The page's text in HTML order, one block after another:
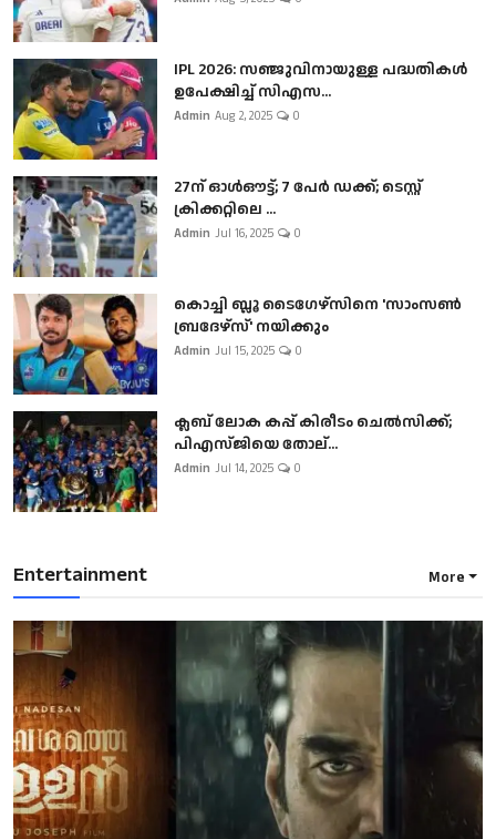
IPL 2026: സഞ്ജുവിനായുള്ള പദ്ധതികൾ
ഉപേക്ഷിച്ച് സിഎസ...
Admin Aug 2, 2025 0
27ന് ഓൾഔട്ട്; 7 പേർ ഡക്ക്; ടെസ്റ്റ്
ക്രിക്കറ്റിലെ ...
Admin Jul 16, 2025 0
കൊച്ചി ബ്ലൂ ടൈഗേഴ്സിനെ 'സാംസൺ
ബ്രദേഴ്സ്' നയിക്കും
Admin Jul 15, 2025 0
ക്ലബ് ലോക കപ്പ് കിരീടം ചെല്‍സിക്ക്;
പിഎസ്ജിയെ തോല്...
Admin Jul 14, 2025 0
Entertainment More